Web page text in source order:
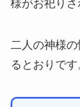
様がお祀りさ
二人の神様
るとおりです